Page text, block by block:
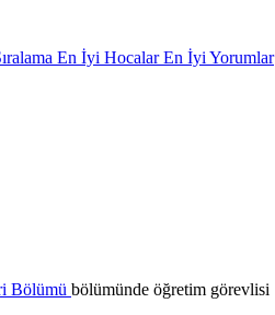
En İyi HocalarEn İyi Yorumlar
Bölümü bölümünde öğretim görevlisi